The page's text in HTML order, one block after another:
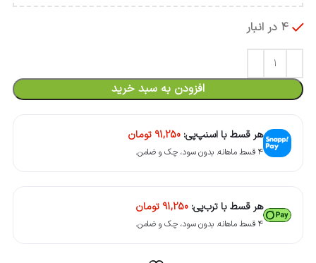
4 در انبار
افزودن به سبد خرید
هر قسط با اسنپ‌پی: 91,250 تومان
۴ قسط ماهانه. بدون سود، چک و ضامن.
هر قسط با ترب‌پی: 91,250 تومان
۴ قسط ماهانه. بدون سود، چک و ضامن.